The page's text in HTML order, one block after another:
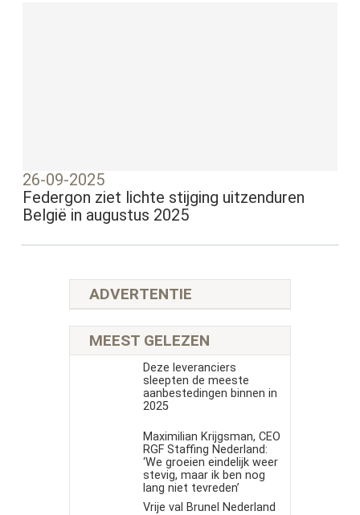
26-09-2025
Federgon ziet lichte stijging uitzenduren
België in augustus 2025
ADVERTENTIE
MEEST GELEZEN
Deze leveranciers
sleepten de meeste
aanbestedingen binnen in
2025
Maximilian Krijgsman, CEO
RGF Staffing Nederland:
‘We groeien eindelijk weer
stevig, maar ik ben nog
lang niet tevreden’
Vrije val Brunel Nederland